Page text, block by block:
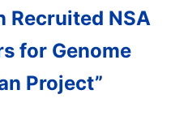
Recruited NSA
for Genome
Project”